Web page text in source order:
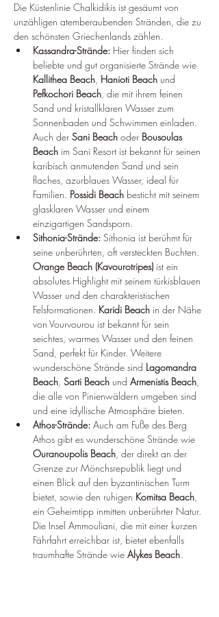
Die Küstenlinie Chalkidikis ist gesäumt von
unzähligen atemberaubenden Stränden, die zu
den schönsten Griechenlands zählen.
Kassandra-Strände: Hier finden sich
beliebte und gut organisierte Strände wie
Kallithea Beach, Hanioti Beach und
Pefkochori Beach, die mit ihrem feinen
Sand und kristallklaren Wasser zum
Sonnenbaden und Schwimmen einladen.
Auch der Sani Beach oder Bousoulas
Beach im Sani Resort ist bekannt für seinen
karibisch anmutenden Sand und sein
flaches, azurblaues Wasser, ideal für
Familien. Possidi Beach besticht mit seinem
glasklaren Wasser und einem
einzigartigen Sandsporn.
Sithonia-Strände: Sithonia ist berühmt für
seine unberührten, oft versteckten Buchten.
Orange Beach (Kavourotripes) ist ein
absolutes Highlight mit seinem türkisblauen
Wasser und den charakteristischen
Felsformationen. Karidi Beach in der Nähe
von Vourvourou ist bekannt für sein
seichtes, warmes Wasser und den feinen
Sand, perfekt für Kinder. Weitere
wunderschöne Strände sind Lagomandra
Beach, Sarti Beach und Armenistis Beach,
die alle von Pinienwäldern umgeben sind
und eine idyllische Atmosphäre bieten.
Athos-Strände: Auch am Fuße des Berg
Athos gibt es wunderschöne Strände wie
Ouranoupolis Beach, der direkt an der
Grenze zur Mönchsrepublik liegt und
einen Blick auf den byzantinischen Turm
bietet, sowie den ruhigen Komitsa Beach,
ein Geheimtipp inmitten unberührter Natur.
Die Insel Ammouliani, die mit einer kurzen
Fährfahrt erreichbar ist, bietet ebenfalls
traumhafte Strände wie Alykes Beach.